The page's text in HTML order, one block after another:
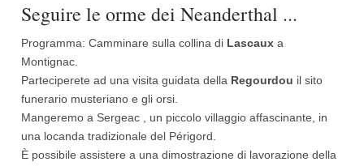
Seguire le orme dei Neanderthal ...
Programma: Camminare sulla collina di Lascaux a
Montignac.
Parteciperete ad una visita guidata della Regourdou il sito
funerario musteriano e gli orsi.
Mangeremo a Sergeac , un piccolo villaggio affascinante, in
una locanda tradizionale del Périgord.
È possibile assistere a una dimostrazione di lavorazione della